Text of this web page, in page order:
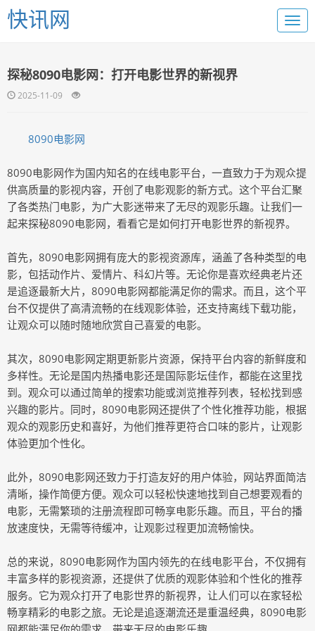
快讯网
探秘8090电影网：打开电影世界的新视界
2025-11-09
8090电影网
8090电影网作为国内知名的在线电影平台，一直致力于为观众提
供高质量的影视内容，开创了电影观影的新方式。这个平台汇聚
了各类热门电影，为广大影迷带来了无尽的观影乐趣。让我们一
起来探秘8090电影网，看看它是如何打开电影世界的新视界。
首先，8090电影网拥有庞大的影视资源库，涵盖了各种类型的电
影，包括动作片、爱情片、科幻片等。无论你是喜欢经典老片还
是追逐最新大片，8090电影网都能满足你的需求。而且，这个平
台不仅提供了高清流畅的在线观影体验，还支持离线下载功能，
让观众可以随时随地欣赏自己喜爱的电影。
其次，8090电影网定期更新影片资源，保持平台内容的新鲜度和
多样性。无论是国内热播电影还是国际影坛佳作，都能在这里找
到。观众可以通过简单的搜索功能或浏览推荐列表，轻松找到感
兴趣的影片。同时，8090电影网还提供了个性化推荐功能，根据
观众的观影历史和喜好，为他们推荐更符合口味的影片，让观影
体验更加个性化。
此外，8090电影网还致力于打造友好的用户体验，网站界面简洁
清晰，操作简便方便。观众可以轻松快速地找到自己想要观看的
电影，无需繁琐的注册流程即可畅享电影乐趣。而且，平台的播
放速度快，无需等待缓冲，让观影过程更加流畅愉快。
总的来说，8090电影网作为国内领先的在线电影平台，不仅拥有
丰富多样的影视资源，还提供了优质的观影体验和个性化的推荐
服务。它为观众打开了电影世界的新视界，让人们可以在家轻松
畅享精彩的电影之旅。无论是追逐潮流还是重温经典，8090电影